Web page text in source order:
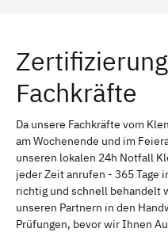
Erlangen
Bayreuth
Schweinfurt
Freising
Fachkräfte
Da unsere Fachkräfte vom
am Wochenende und im
unseren lokalen 24h Notfall
jeder Zeit anrufen - 365 Tage
richtig und schnell behandelt
unseren Partnern in den
Prüfungen, bevor wir Ihnen